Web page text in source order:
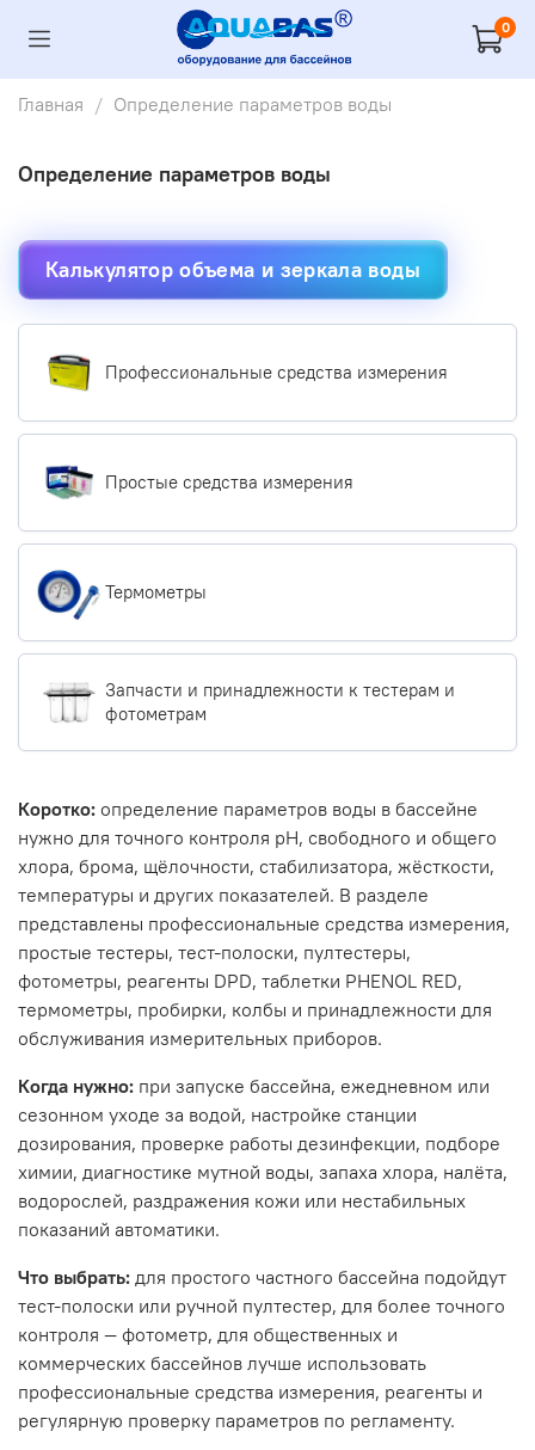
0
Главная Определение параметров воды
Определение параметров воды
Калькулятор объема и зеркала воды
Профессиональные средства измерения
Простые средства измерения
Термометры
Запчасти и принадлежности к тестерам и
фотометрам
Коротко: определение параметров воды в бассейне
нужно для точного контроля pH, свободного и общего
хлора, брома, щёлочности, стабилизатора, жёсткости,
температуры и других показателей. В разделе
представлены профессиональные средства измерения,
простые тестеры, тест-полоски, пултестеры,
фотометры, реагенты DPD, таблетки PHENOL RED,
термометры, пробирки, колбы и принадлежности для
обслуживания измерительных приборов.
Когда нужно: при запуске бассейна, ежедневном или
сезонном уходе за водой, настройке станции
дозирования, проверке работы дезинфекции, подборе
химии, диагностике мутной воды, запаха хлора, налёта,
водорослей, раздражения кожи или нестабильных
показаний автоматики.
Что выбрать: для простого частного бассейна подойдут
тест-полоски или ручной пултестер, для более точного
контроля — фотометр, для общественных и
коммерческих бассейнов лучше использовать
профессиональные средства измерения, реагенты и
регулярную проверку параметров по регламенту.